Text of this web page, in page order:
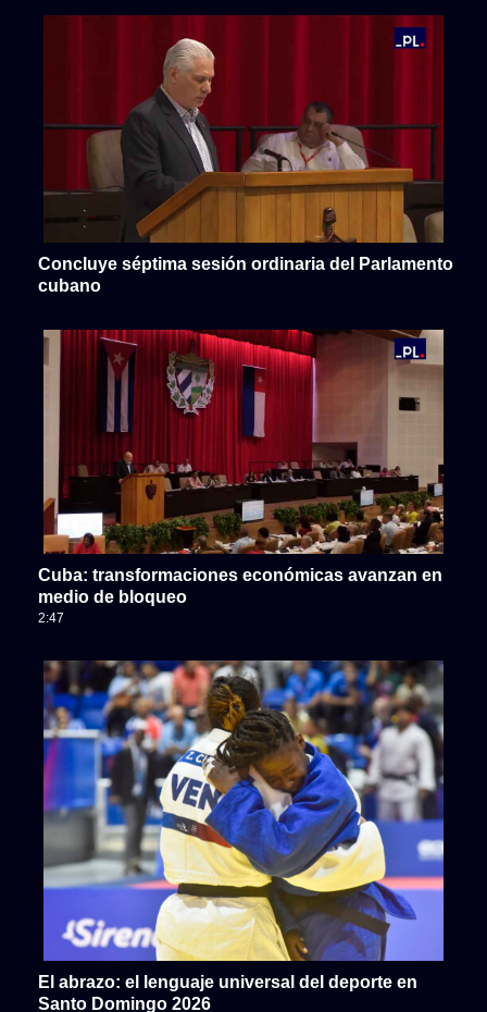
Concluye séptima sesión ordinaria del Parlamento
cubano
Cuba: transformaciones económicas avanzan en
medio de bloqueo
2:47
El abrazo: el lenguaje universal del deporte en
Santo Domingo 2026